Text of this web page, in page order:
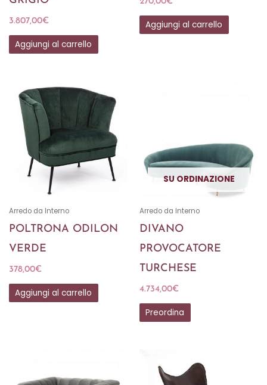
3.807,00€
Aggiungi al carrello
Aggiungi al carrello
Arredo da Interno
POLTRONA ODILON
VERDE
378,00€
Aggiungi al carrello
SU ORDINAZIONE
Arredo da Interno
DIVANO
PROVOCATORE
TURCHESE
4.734,00€
Preordina